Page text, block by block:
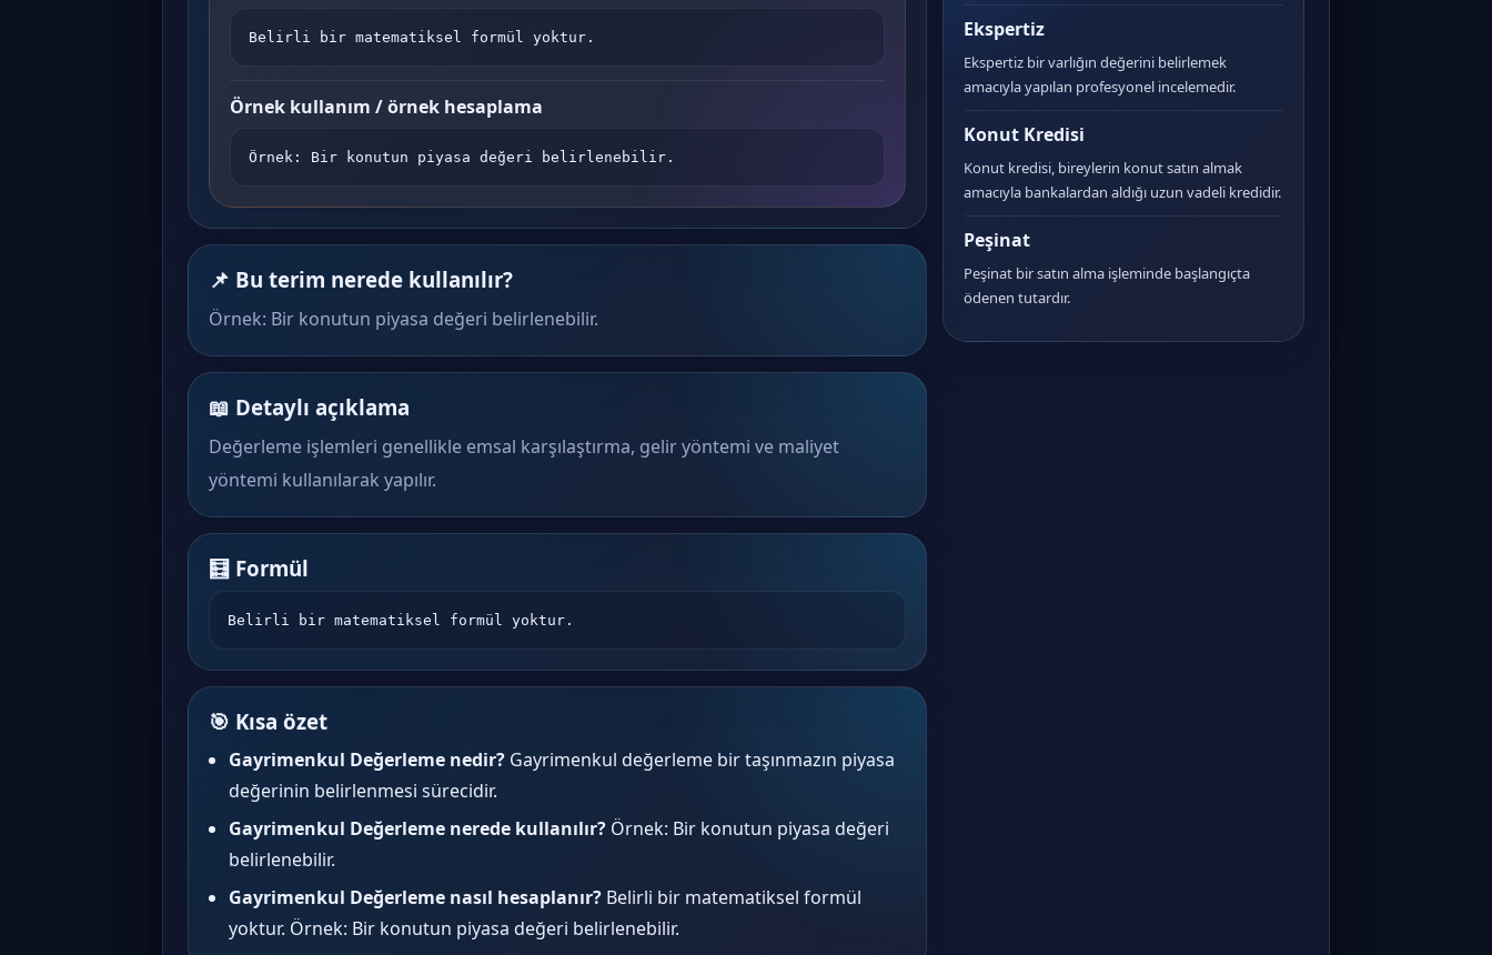
Belirli bir matematiksel formül yoktur.
Örnek kullanım / örnek hesaplama
Örnek: Bir konutun piyasa değeri belirlenebilir.
📌 Bu terim nerede kullanılır?
Örnek: Bir konutun piyasa değeri belirlenebilir.
📖 Detaylı açıklama
Değerleme işlemleri genellikle emsal karşılaştırma, gelir yöntemi ve maliyet
yöntemi kullanılarak yapılır.
🧮 Formül
Belirli bir matematiksel formül yoktur.
🎯 Kısa özet
Gayrimenkul Değerleme nedir? Gayrimenkul değerleme bir taşınmazın piyasa
değerinin belirlenmesi sürecidir.
Gayrimenkul Değerleme nerede kullanılır? Örnek: Bir konutun piyasa değeri
belirlenebilir.
Gayrimenkul Değerleme nasıl hesaplanır? Belirli bir matematiksel formül
yoktur. Örnek: Bir konutun piyasa değeri belirlenebilir.
Ekspertiz
Ekspertiz bir varlığın değerini belirlemek
amacıyla yapılan profesyonel incelemedir.
Konut Kredisi
Konut kredisi, bireylerin konut satın almak
amacıyla bankalardan aldığı uzun vadeli kredidir.
Peşinat
Peşinat bir satın alma işleminde başlangıçta
ödenen tutardır.